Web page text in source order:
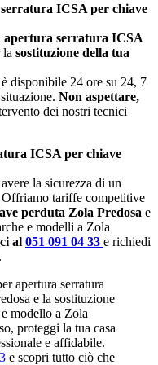
ICSA per chiave
apertura serratura ICSA
la sostituzione della tua
disponibile 24 ore su 24, 7
Non aspettare,
dei nostri tecnici
ICSA per chiave
la sicurezza di un
tariffe competitive
perduta Zola Predosa e
e modelli a Zola
al 051 091 04 33 e richiedi
apertura serratura
e la sostituzione
modello a Zola
proteggi la tua casa
e affidabile.
e scopri tutto ciò che